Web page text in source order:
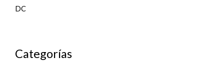
DC
Categorías